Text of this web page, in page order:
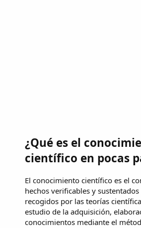
¿Qué es el
científico en pocas
El conocimiento científico es el
hechos verificables y
recogidos por las teorías
estudio de la adquisición,
conocimientos mediante el